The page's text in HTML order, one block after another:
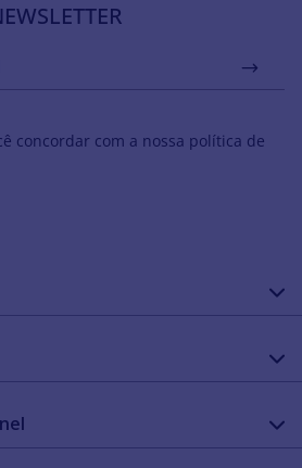
concordar com a nossa política de